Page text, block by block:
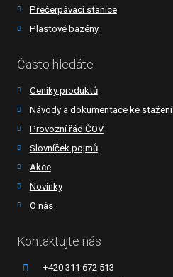
Přečerpávací stanice
Plastové bazény
Často hledáte
Ceníky produktů
Návody a dokumentace ke stažení
Provozní řád ČOV
Slovníček pojmů
Akce
Novinky
O nás
Kontaktujte nás
+420 311 672 513